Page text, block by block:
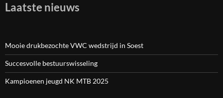
Laatste nieuws
Mooie drukbezochte VWC wedstrijd in Soest
Succesvolle bestuurswisseling
Kampioenen jeugd NK MTB 2025